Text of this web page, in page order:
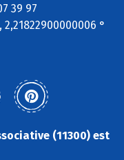
39 97
2,21822900000006 °
(11300) est